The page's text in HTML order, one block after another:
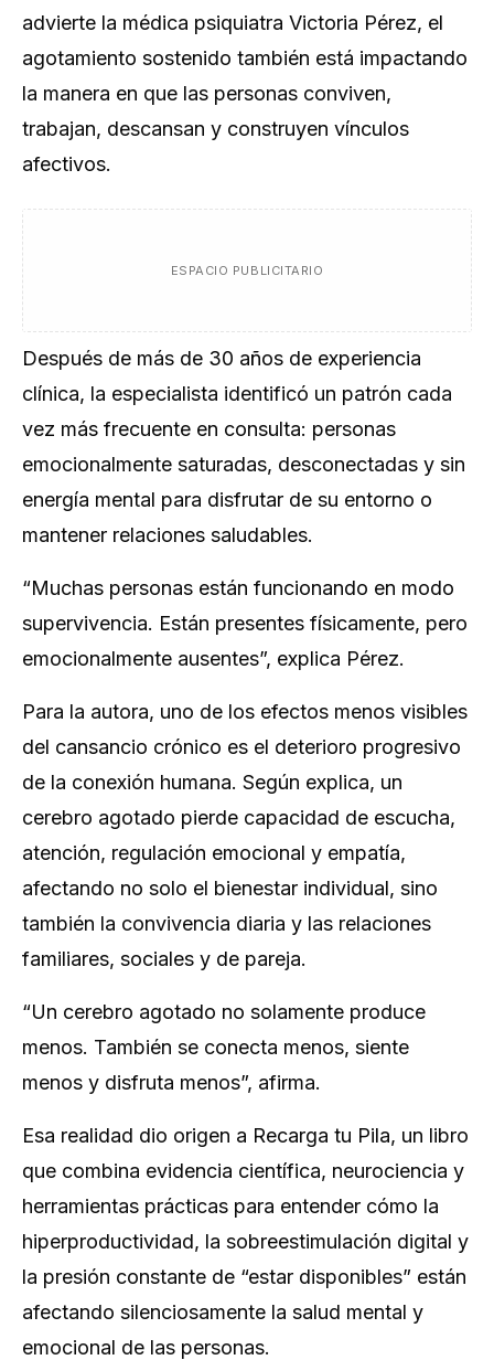
advierte la médica psiquiatra Victoria Pérez, el
agotamiento sostenido también está impactando
la manera en que las personas conviven,
trabajan, descansan y construyen vínculos
afectivos.
ESPACIO PUBLICITARIO
Después de más de 30 años de experiencia
clínica, la especialista identificó un patrón cada
vez más frecuente en consulta: personas
emocionalmente saturadas, desconectadas y sin
energía mental para disfrutar de su entorno o
mantener relaciones saludables.
“Muchas personas están funcionando en modo
supervivencia. Están presentes físicamente, pero
emocionalmente ausentes”, explica Pérez.
Para la autora, uno de los efectos menos visibles
del cansancio crónico es el deterioro progresivo
de la conexión humana. Según explica, un
cerebro agotado pierde capacidad de escucha,
atención, regulación emocional y empatía,
afectando no solo el bienestar individual, sino
también la convivencia diaria y las relaciones
familiares, sociales y de pareja.
“Un cerebro agotado no solamente produce
menos. También se conecta menos, siente
menos y disfruta menos”, afirma.
Esa realidad dio origen a Recarga tu Pila, un libro
que combina evidencia científica, neurociencia y
herramientas prácticas para entender cómo la
hiperproductividad, la sobreestimulación digital y
la presión constante de “estar disponibles” están
afectando silenciosamente la salud mental y
emocional de las personas.